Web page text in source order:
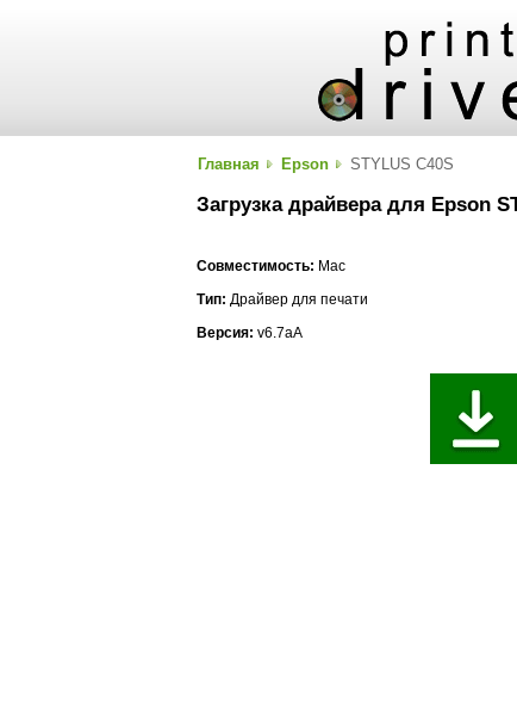
Главная Epson STYLUS C40S
Загрузка драйвера для Epson
Совместимость: Mac
Тип: Драйвер для печати
Версия: v6.7aA